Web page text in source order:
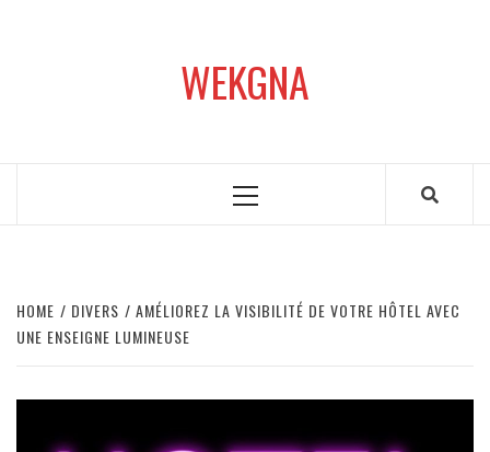
WEKGNA
Primary
HOME DIVERS
AMÉLIOREZ LA VISIBILITÉ DE VOTRE HÔTEL AVEC
UNE ENSEIGNE LUMINEUSE